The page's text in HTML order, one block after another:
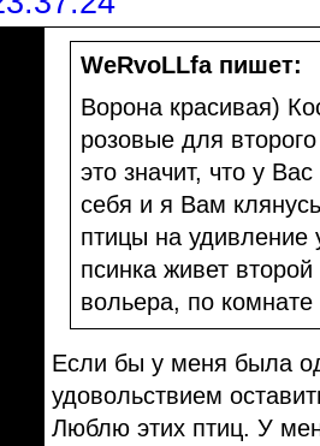
WeRvoLLfa пишет:
Ворона красивая)
розовые для
это значит, что у
себя и я Вам
птицы на
псинка живет
вольера, по
Если бы у меня была
удовольствием
Люблю этих птиц. У